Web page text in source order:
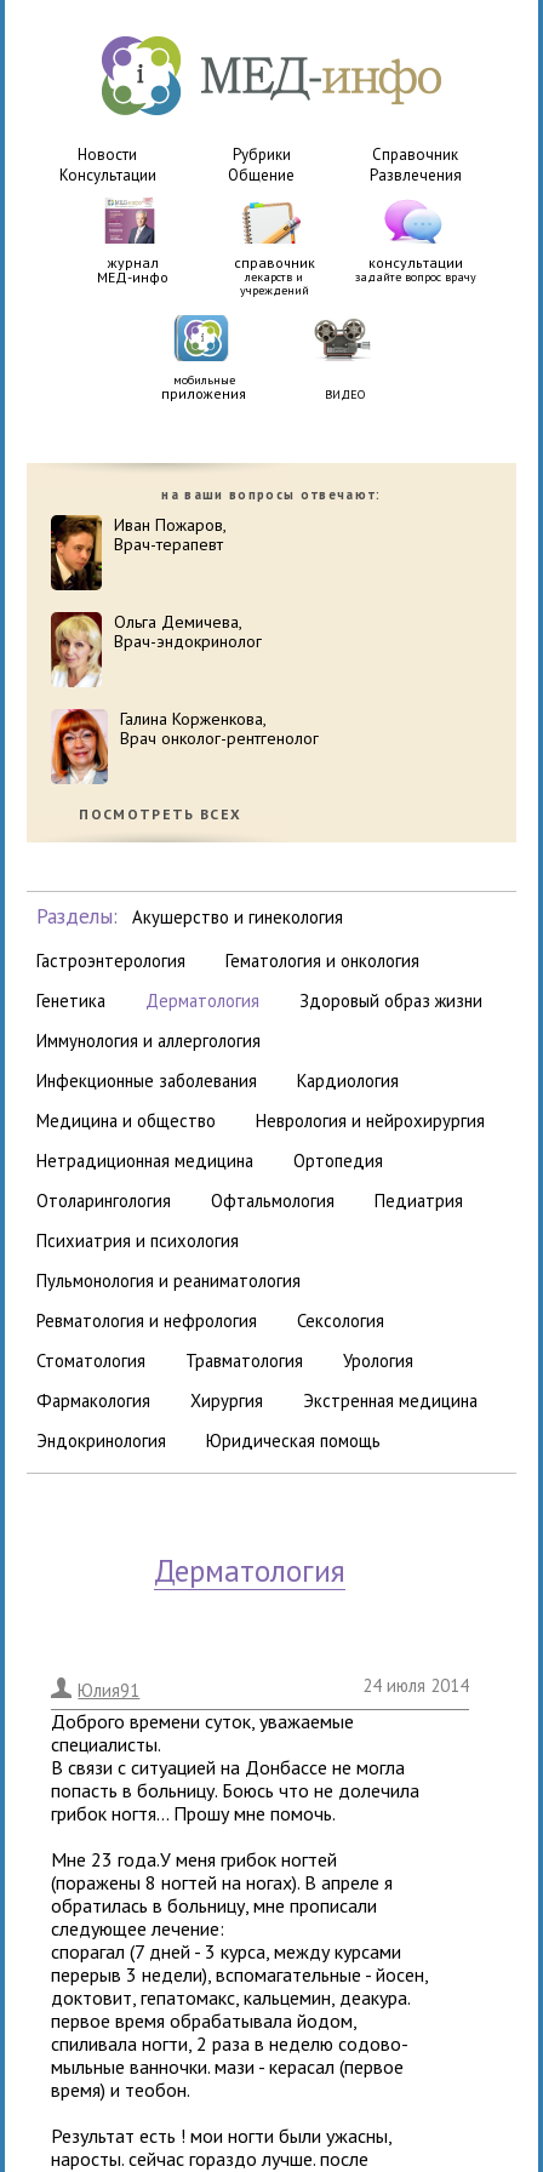
Новости Рубрики
Справочник
Консультации
Общение Развлечения
журнал
МЕД-инфо
справочник
лекарств и
учреждений
консультации
задайте вопрос врачу
мобильные
приложения ВИДЕО
на ваши вопросы отвечают:
Иван Пожаров,
Врач-терапевт
Ольга Демичева,
Врач-эндокринолог
Галина Корженкова,
Врач онколог-рентгенолог
ПОСМОТРЕТЬ ВСЕХ
Разделы:
акушерство и гинекология
гастроэнтерология
гематология и онкология
генетика
дерматология
здоровый образ жизни
иммунология и аллергология
инфекционные заболевания
кардиология
медицина и общество
неврология и нейрохирургия
нетрадиционная медицина
ортопедия
отоларингология
офтальмология
педиатрия
психиатрия и психология
пульмонология и реаниматология
ревматология и нефрология
сексология
стоматология
травматология
урология
фармакология
хирургия
экстренная медицина
эндокринология
юридическая помощь
дерматология
. Юлия91 24 июля 2014
Доброго времени суток, уважаемые
специалисты.
В связи с ситуацией на Донбассе не могла
попасть в больницу. Боюсь что не долечила
грибок ногтя... Прошу мне помочь.
Мне 23 года.У меня грибок ногтей
(поражены 8 ногтей на ногах). В апреле я
обратилась в больницу, мне прописали
следующее лечение:
спорагал (7 дней - 3 курса, между курсами
перерыв 3 недели), вспомагательные - йосен,
доктовит, гепатомакс, кальцемин, деакура.
первое время обрабатывала йодом,
спиливала ногти, 2 раза в неделю содово-
мыльные ванночки. мази - керасал (первое
время) и теобон.
Результат есть ! мои ногти были ужасны,
наросты. сейчас гораздо лучше. после